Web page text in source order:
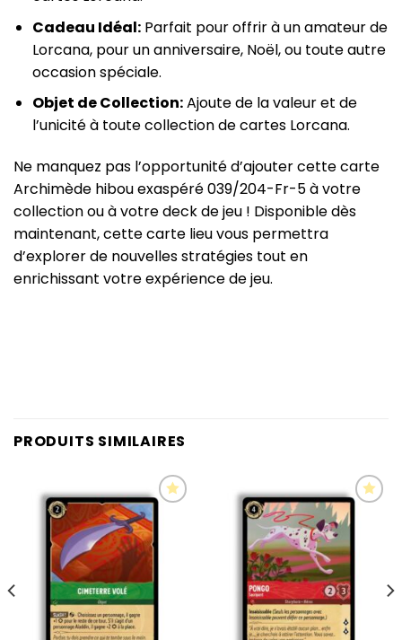
Cadeau Idéal:Parfait pour offrir à un amateur de
Lorcana, pour un anniversaire, Noël, ou toute autre
occasion spéciale.
Objet de Collection:Ajoute de la valeur et de
l’unicité à toute collection de cartes Lorcana.
Ne manquez pas l’opportunité d’ajouter cette carte
Archimède hibou exaspéré 039/204-Fr-5 à votre
collection ou à votre deck de jeu ! Disponible dès
maintenant, cette carte lieu vous permettra
d’explorer de nouvelles stratégies tout en
enrichissant votre expérience de jeu.
PRODUITS SIMILAIRES